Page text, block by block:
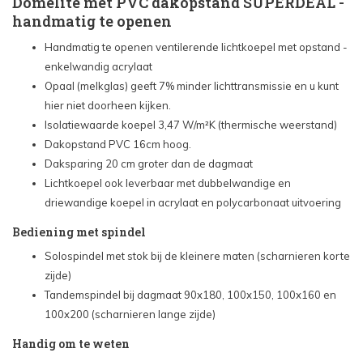
Dagmaat lichtkoepel: 70x70 cm - €582,07
Dagmaat lichtkoepel: 70x100 cm - €641,83
Dagmaat lichtkoepel: 75x75 cm - €607,67
Dagmaat lichtkoepel: 80x80 cm - €621,14
Dagmaat lichtkoepel: 80x130 cm - €743,38
Dagmaat lichtkoepel: 80x180 cm - €1.091,83
Dagmaat lichtkoepel: 90x90 cm - €671,24
Dagmaat lichtkoepel: 100x100 cm - €687,97
handmatig te openen
Handmatig te openen ventilerende lichtkoepel met opstand -
enkelwandig acrylaat
Opaal (melkglas) geeft 7% minder lichttransmissie en u kunt
hier niet doorheen kijken.
Isolatiewaarde koepel 3,47 W/m²K (thermische weerstand)
Dakopstand PVC 16cm hoog.
Daksparing 20 cm groter dan de dagmaat
Lichtkoepel ook leverbaar met dubbelwandige en
driewandige koepel in acrylaat en polycarbonaat uitvoering
Bediening met spindel
Solospindel met stok bij de kleinere maten (scharnieren korte
zijde)
Tandemspindel bij dagmaat 90x180, 100x150, 100x160 en
100x200 (scharnieren lange zijde)
Handig om te weten